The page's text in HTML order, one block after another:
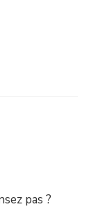
pas ?